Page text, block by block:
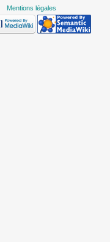
Mentions légales